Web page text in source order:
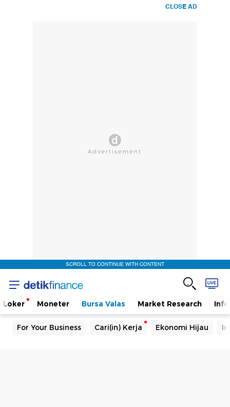
CLOSE AD
SCROLL TO CONTINUE WITH CONTENT
Loker Moneter Bursa Valas Market Research
For Your Business Cari(in) Kerja Ekonomi Hijau